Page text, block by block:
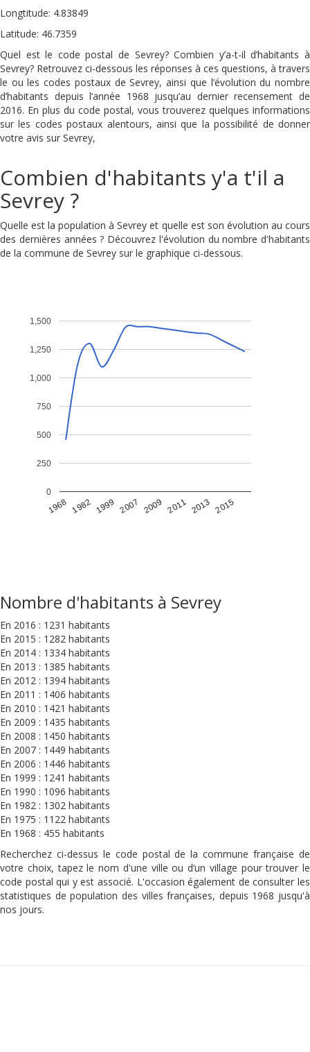
Longtitude: 4.83849
Latitude: 46.7359
Quel est le code postal de Sevrey? Combien y’a-t-il d’habitants à
Sevrey? Retrouvez ci-dessous les réponses à ces questions, à travers
le ou les codes postaux de Sevrey, ainsi que l’évolution du nombre
d’habitants depuis l’année 1968 jusqu’au dernier recensement de
2016. En plus du code postal, vous trouverez quelques informations
sur les codes postaux alentours, ainsi que la possibilité de donner
votre avis sur Sevrey,
Combien d'habitants y'a t'il a
Sevrey ?
Quelle est la population à Sevrey et quelle est son évolution au cours
des dernières années ? Découvrez l'évolution du nombre d'habitants
de la commune de Sevrey sur le graphique ci-dessous.
1968 1982 1999 2007 2009 2011 2013 2015
0
250
500
750
1,000
1,250
1,500
Nombre d'habitants à Sevrey
En 2016 : 1231 habitants
En 2015 : 1282 habitants
En 2014 : 1334 habitants
En 2013 : 1385 habitants
En 2012 : 1394 habitants
En 2011 : 1406 habitants
En 2010 : 1421 habitants
En 2009 : 1435 habitants
En 2008 : 1450 habitants
En 2007 : 1449 habitants
En 2006 : 1446 habitants
En 1999 : 1241 habitants
En 1990 : 1096 habitants
En 1982 : 1302 habitants
En 1975 : 1122 habitants
En 1968 : 455 habitants
Recherchez ci-dessus le code postal de la commune française de
votre choix, tapez le nom d'une ville ou d’un village pour trouver le
code postal qui y est associé. L'occasion également de consulter les
statistiques de population des villes françaises, depuis 1968 jusqu'à
nos jours.